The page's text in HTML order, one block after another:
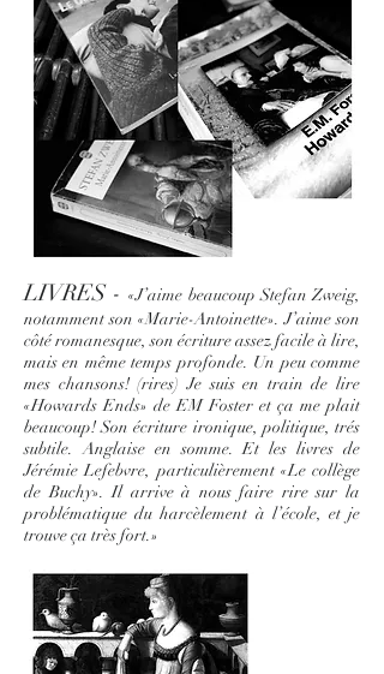
LIVRES -«J’aime beaucoup Stefan Zweig,
notamment son «Marie-Antoinette». J’aime son
côté romanesque, son écriture assez facile à lire,
mais en même temps profonde. Un peu comme
mes chansons! (rires) Je suis en train de lire
«Howards Ends» de EM Foster et ça me plait
beaucoup! Son écriture ironique, politique, trés
subtile. Anglaise en somme. Et les livres de
Jérémie Lefebvre, particulièrement «Le collège
de Buchy». Il arrive à nous faire rire sur la
problématique du harcèlement à l’école, et je
trouve ça très fort.»